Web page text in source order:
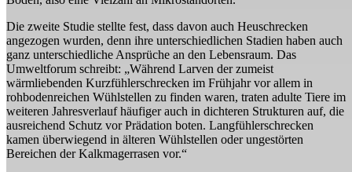
Die zweite Studie stellte fest, dass davon auch Heuschrecken
angezogen wurden, denn ihre unterschiedlichen Stadien haben auch
ganz unterschiedliche Ansprüche an den Lebensraum. Das
Umweltforum schreibt: „Während Larven der zumeist
wärmliebenden Kurzfühlerschrecken im Frühjahr vor allem in
rohbodenreichen Wühlstellen zu finden waren, traten adulte Tiere im
weiteren Jahresverlauf häufiger auch in dichteren Strukturen auf, die
ausreichend Schutz vor Prädation boten. Langfühlerschrecken
kamen überwiegend in älteren Wühlstellen oder ungestörten
Bereichen der Kalkmagerrasen vor.“